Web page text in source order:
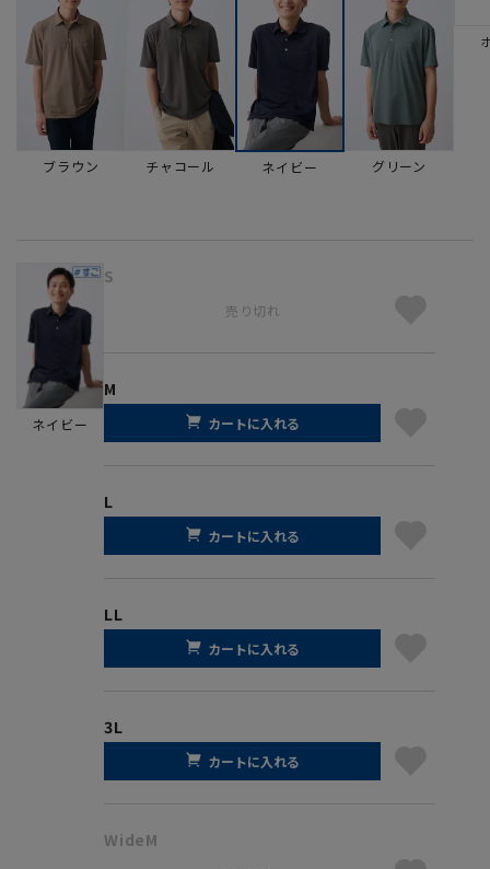
ブラウン チャコール ネイビー グリーン
ネイビー
S
売り切れ
M
カートに入れる
L
カートに入れる
LL
カートに入れる
3L
カートに入れる
WideM